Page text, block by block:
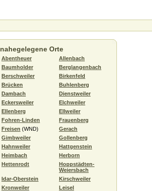
nahegelegene Orte
Abentheuer
Allenbach
Baumholder
Berglangenbach
Berschweiler
Birkenfeld
Brücken
Buhlenberg
Dambach
Dienstweiler
Eckersweiler
Elchweiler
Ellenberg
Ellweiler
Fohren-Linden
Frauenberg
Freisen (WND)
Gerach
Gimbweiler
Gollenberg
Hahnweiler
Hattgenstein
Heimbach
Herborn
Hettenrodt
Hoppstädten-
Weiersbach
Idar-Oberstein
Kirschweiler
Kronweiler
Leisel